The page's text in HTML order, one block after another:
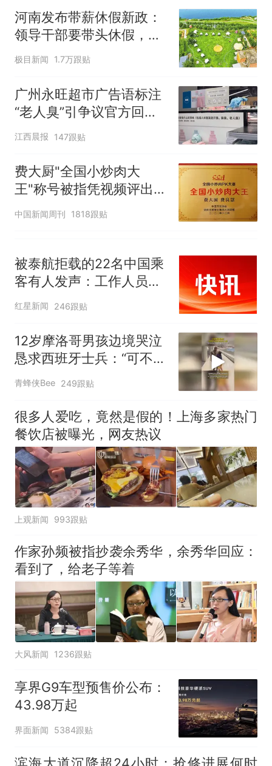
哥士兵搬起大石块投向移民引
争议，此前一天内数万人从摩
洛哥涌入西班牙
河南发布带薪休假新政：
领导干部要带头休假，推
动全员应休尽休、休满休
假，构建“周五半天+周末
+年假”短途度假模式
极目新闻 1.7万跟贴
广州永旺超市广告语标注
“老人臭”引争议官方回
应：统一上报反馈，门店
核实完毕后会回电
江西晨报 147跟贴
费大厨"全国小炒肉大
王"称号被指凭视频评出
官方回应
中国新闻周刊 1818跟贴
被泰航拒载的22名中国乘
客有人发声：工作人员承
诺免费改签，最后却自费
买机票回国
红星新闻 246跟贴
12岁摩洛哥男孩边境哭泣
恳求西班牙士兵：“可不可
以不要把我遣返回国”
青蜂侠Bee 249跟贴
很多人爱吃，竟然是假的！上海多家热门
餐饮店被曝光，网友热议
上观新闻 993跟贴
作家孙频被指抄袭余秀华，余秀华回应：
看到了，给老子等着
大风新闻 1236跟贴
享界G9车型预售价公布：
43.98万起
界面新闻 5384跟贴